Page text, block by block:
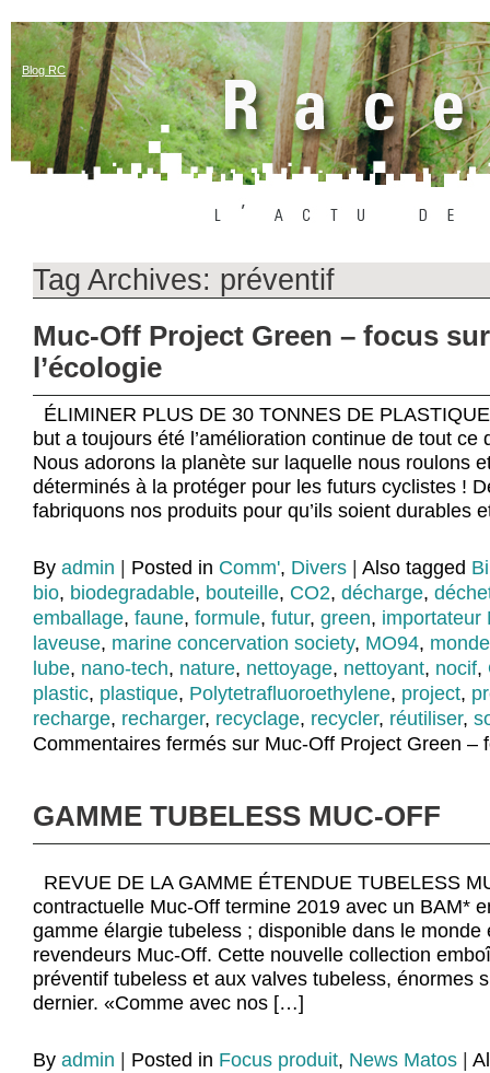
Blog RC
Tag Archives: préventif
Muc-Off Project Green – focus sur
l’écologie
ÉLIMINER PLUS DE 30 TONNES DE
but a toujours été l’amélioration continue de tout ce
Nous adorons la planète sur laquelle nous roulons
déterminés à la protéger pour les futurs cyclistes !
fabriquons nos produits pour qu’ils soient durables
By admin Posted in Comm', Divers Also tagged
bio, biodegradable, bouteille, CO2, décharge,
emballage, faune, formule, futur, green, importateur
laveuse, marine concervation society, MO94, monde
lube, nano-tech, nature, nettoyage, nettoyant, nocif,
plastic, plastique, Polytetrafluoroethylene, project,
recharge, recharger, recyclage, recycler, réutiliser,
Commentaires fermés sur Muc-Off Project Green –
GAMME TUBELESS MUC-OFF
REVUE DE LA GAMME ÉTENDUE TUBELESS
contractuelle Muc-Off termine 2019 avec un BAM*
gamme élargie tubeless ; disponible dans le monde
revendeurs Muc-Off. Cette nouvelle collection
préventif tubeless et aux valves tubeless, énormes
dernier. «Comme avec nos […]
By admin Posted in Focus produit, News Matos